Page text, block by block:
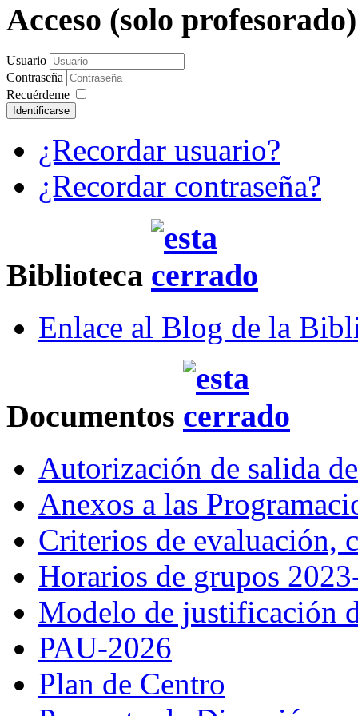
Acceso (solo
Usuario
Contraseña
Recuérdeme
Identificarse
¿Recordar usuario?
¿Recordar contraseña?
Biblioteca
Enlace al Blog de la
Documentos
Autorización de salida
Anexos a las
Criterios de evaluación,
Horarios de grupos
Modelo de justificación
PAU-2026
Plan de Centro